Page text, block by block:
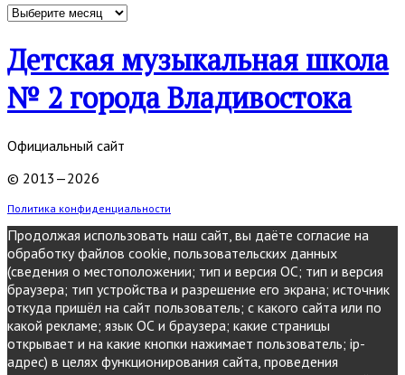
Архивы
Детская музыкальная школа
№ 2 города Владивостока
Официальный сайт
© 2013—2026
Политика конфиденциальности
Продолжая использовать наш сайт, вы даёте согласие на
обработку файлов cookie, пользовательских данных
(сведения о местоположении; тип и версия ОС; тип и версия
браузера; тип устройства и разрешение его экрана; источник
откуда пришёл на сайт пользователь; с какого сайта или по
какой рекламе; язык ОС и браузера; какие страницы
открывает и на какие кнопки нажимает пользователь; ip-
адрес) в целях функционирования сайта, проведения